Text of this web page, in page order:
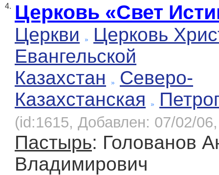
4. Церковь «Свет
Церкви
Церковь
Евангельской
Казахстан
Северо-
Казахстанская
(id:1615, Добавлен: 07/02/
Пастырь: Голованов
Владимирович